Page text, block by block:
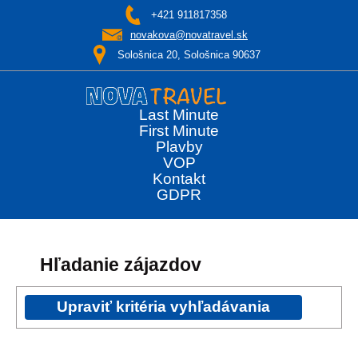
+421 911817358
novakova@novatravel.sk
Sološnica 20, Sološnica 90637
Last Minute
First Minute
Plavby
VOP
Kontakt
GDPR
Hľadanie zájazdov